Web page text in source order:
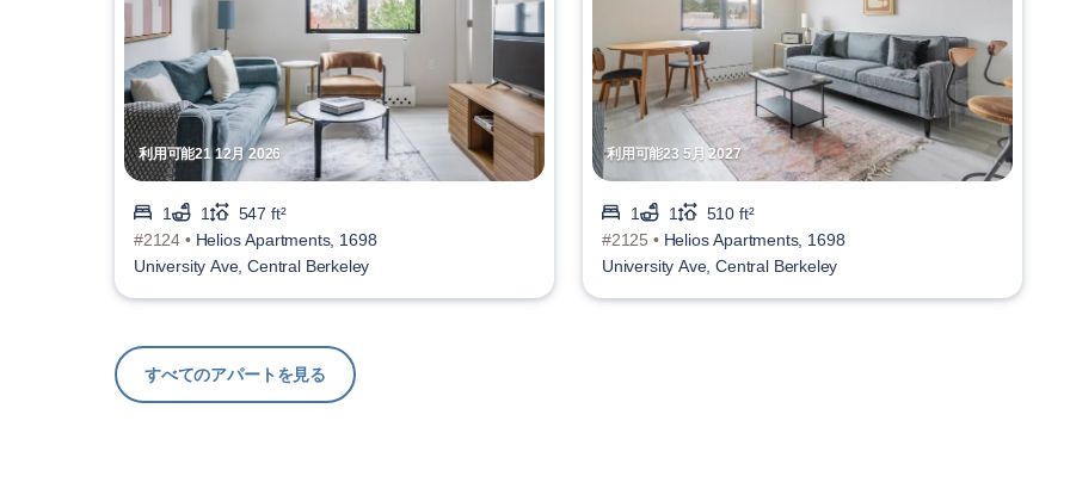
利用可能21 12月 2026
1 1
547 ft²
#2124 • Helios Apartments, 1698
University Ave, Central Berkeley
利用可能23 5月 2027
1 1
510 ft²
#2125 • Helios Apartments, 1698
University Ave, Central Berkeley
すべてのアパートを見る